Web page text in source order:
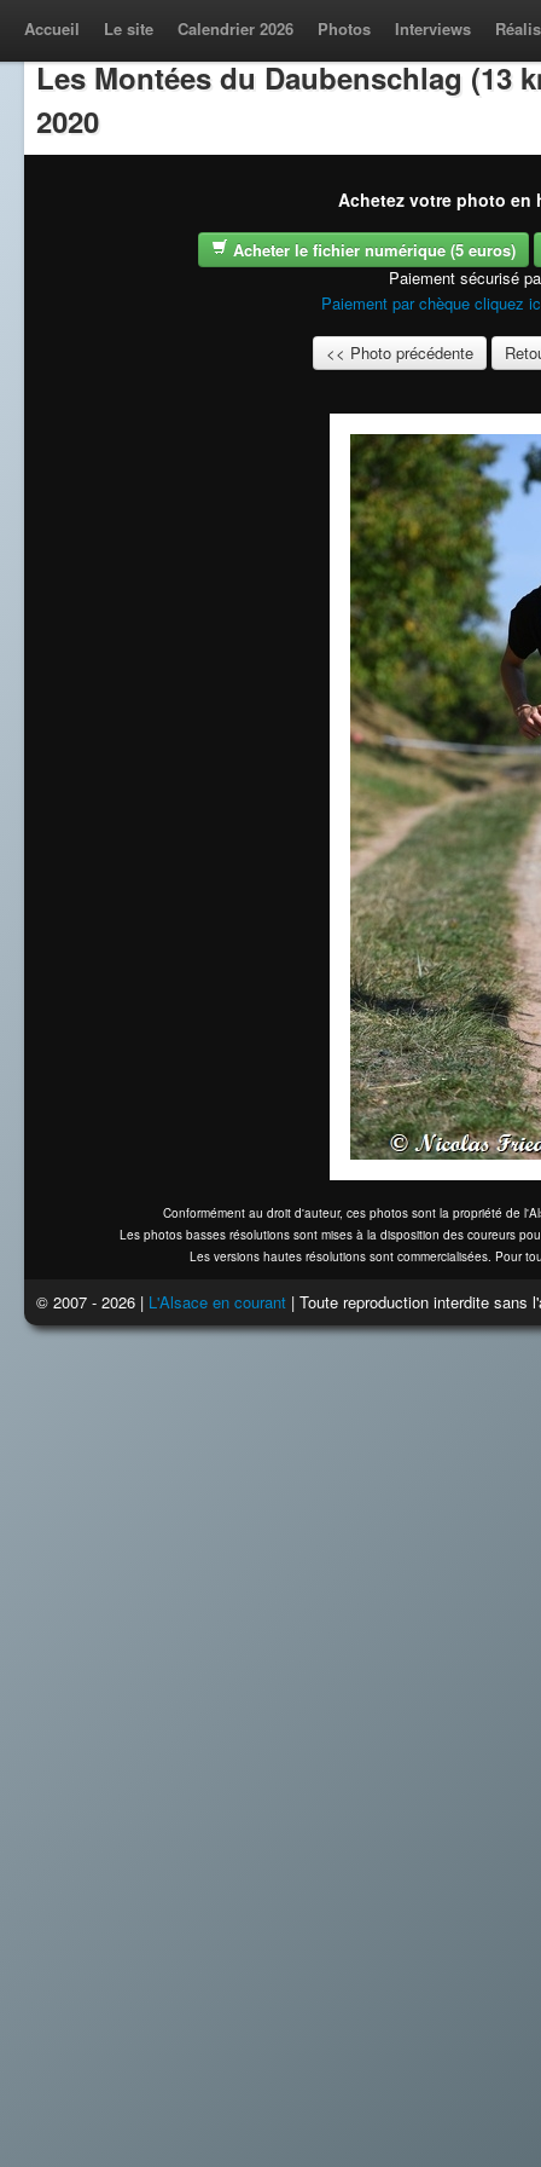
Accueil Le site Calendrier 2026 Photos Interviews
Les Montées du Daubenschlag (13
2020
Achetez votre photo en
Acheter le fichier numérique (5 euros)
Paiement sécurisé
Paiement par chèque cliquez
<< Photo précédente
Conformément au droit d'auteur, ces photos sont la propriété de
Les photos basses résolutions sont mises à la disposition des coureurs
Les versions hautes résolutions sont commercialisées. Pour
© 2007 - 2026 | L'Alsace en courant | Toute reproduction interdite sans